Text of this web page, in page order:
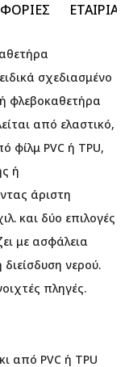
ΕΤΑΙΡΊΑ
σχεδιασμένο
φλεβοκαθετήρα
από ελαστικό,
φίλμ PVC ή TPU,
ή
άριστη
και δύο επιλογές
με ασφάλεια
νερού.
πληγές.
από PVC ή TPU